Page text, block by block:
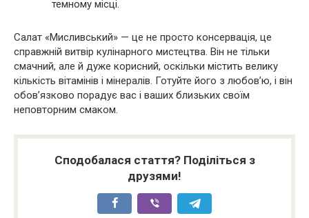
темному місці.
Салат «Мисливський» — це не просто консервація, це
справжній витвір кулінарного мистецтва. Він не тільки
смачний, але й дуже корисний, оскільки містить велику
кількість вітамінів і мінералів. Готуйте його з любов’ю, і він
обов’язково порадує вас і ваших близьких своїм
неповторним смаком.
Сподобалася стаття? Поділіться з
друзями!